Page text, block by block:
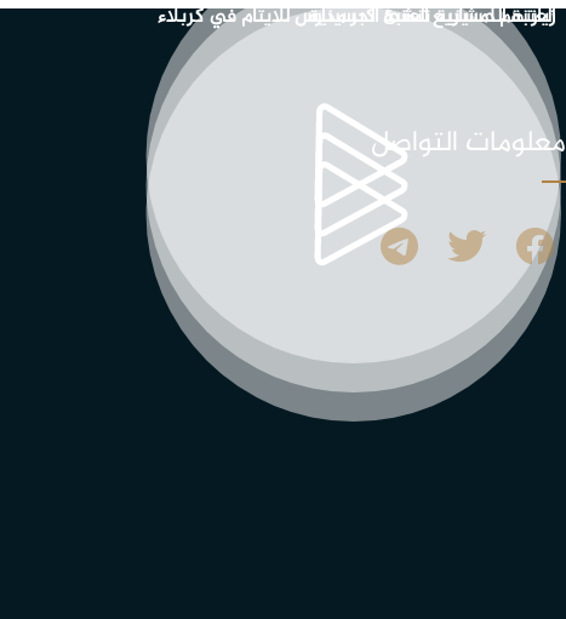
زيارتهم لمشاريع العتبة الحسينية
العتبة الحسينية تنشئ اكبر مدارس للايتام في كربلاء
معلومات التواصل